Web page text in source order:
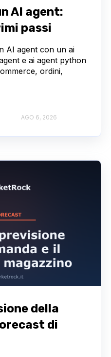
AI agent:
passi
AI agent con un ai
e ai agent python
ordini,
AGO 6, 2026
della
di